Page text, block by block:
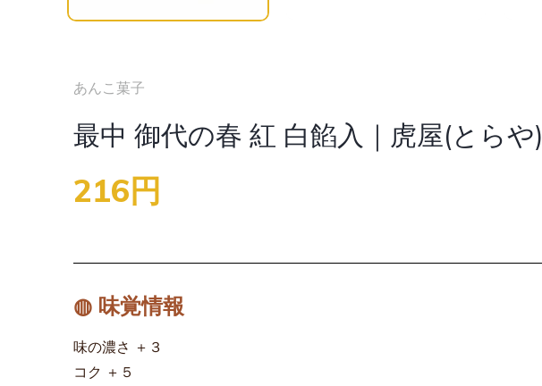
あんこ菓子
最中 御代の春 紅 白餡入｜虎屋(とらや)
216円
◍ 味覚情報
味の濃さ ＋３
コク ＋５